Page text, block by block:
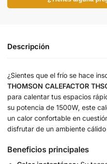
Descripción
¿Sientes que el frío se hace
THOMSON CALEFACTOR
para calentar tus espacios
su potencia de 1500W, este
un calor confortable en
disfrutar de un ambiente
Beneficios principales